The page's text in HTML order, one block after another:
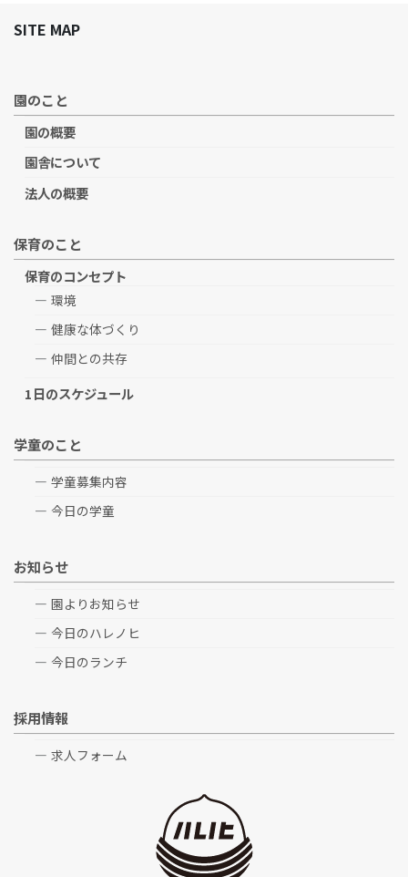
SITE MAP
園のこと
園の概要
園舎について
法人の概要
保育のこと
保育のコンセプト
環境
健康な体づくり
仲間との共存
1日のスケジュール
学童のこと
学童募集内容
今日の学童
お知らせ
園よりお知らせ
今日のハレノヒ
今日のランチ
採用情報
求人フォーム